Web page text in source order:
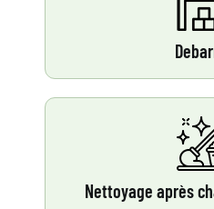
Nettoyage après